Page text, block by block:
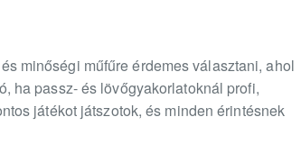
minőségi műfűre érdemes választani, ahol
ha passz- és lövőgyakorlatoknál profi,
játékot játszotok, és minden érintésnek